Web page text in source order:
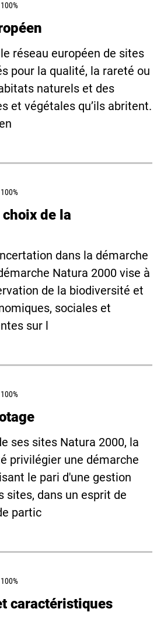
100%
réseau européen de sites
pour la qualité, la rareté ou
naturels et des
et végétales qu’ils abritent.
100%
choix de la
dans la démarche
Natura 2000 vise à
de la biodiversité et
sociales et
sur l
100%
ses sites Natura 2000, la
privilégier une démarche
le pari d'une gestion
sites, dans un esprit de
partic
100%
caractéristiques